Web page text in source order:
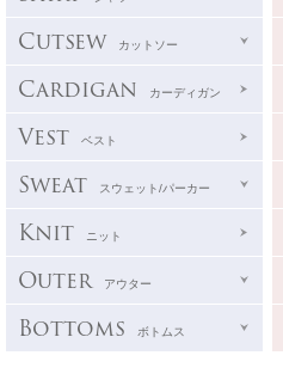
Cutsew カットソー
Cardigan カーディガン
Vest ベスト
Sweat スウェット/パーカー
Knit ニット
Outer アウター
Bottoms ボトムス